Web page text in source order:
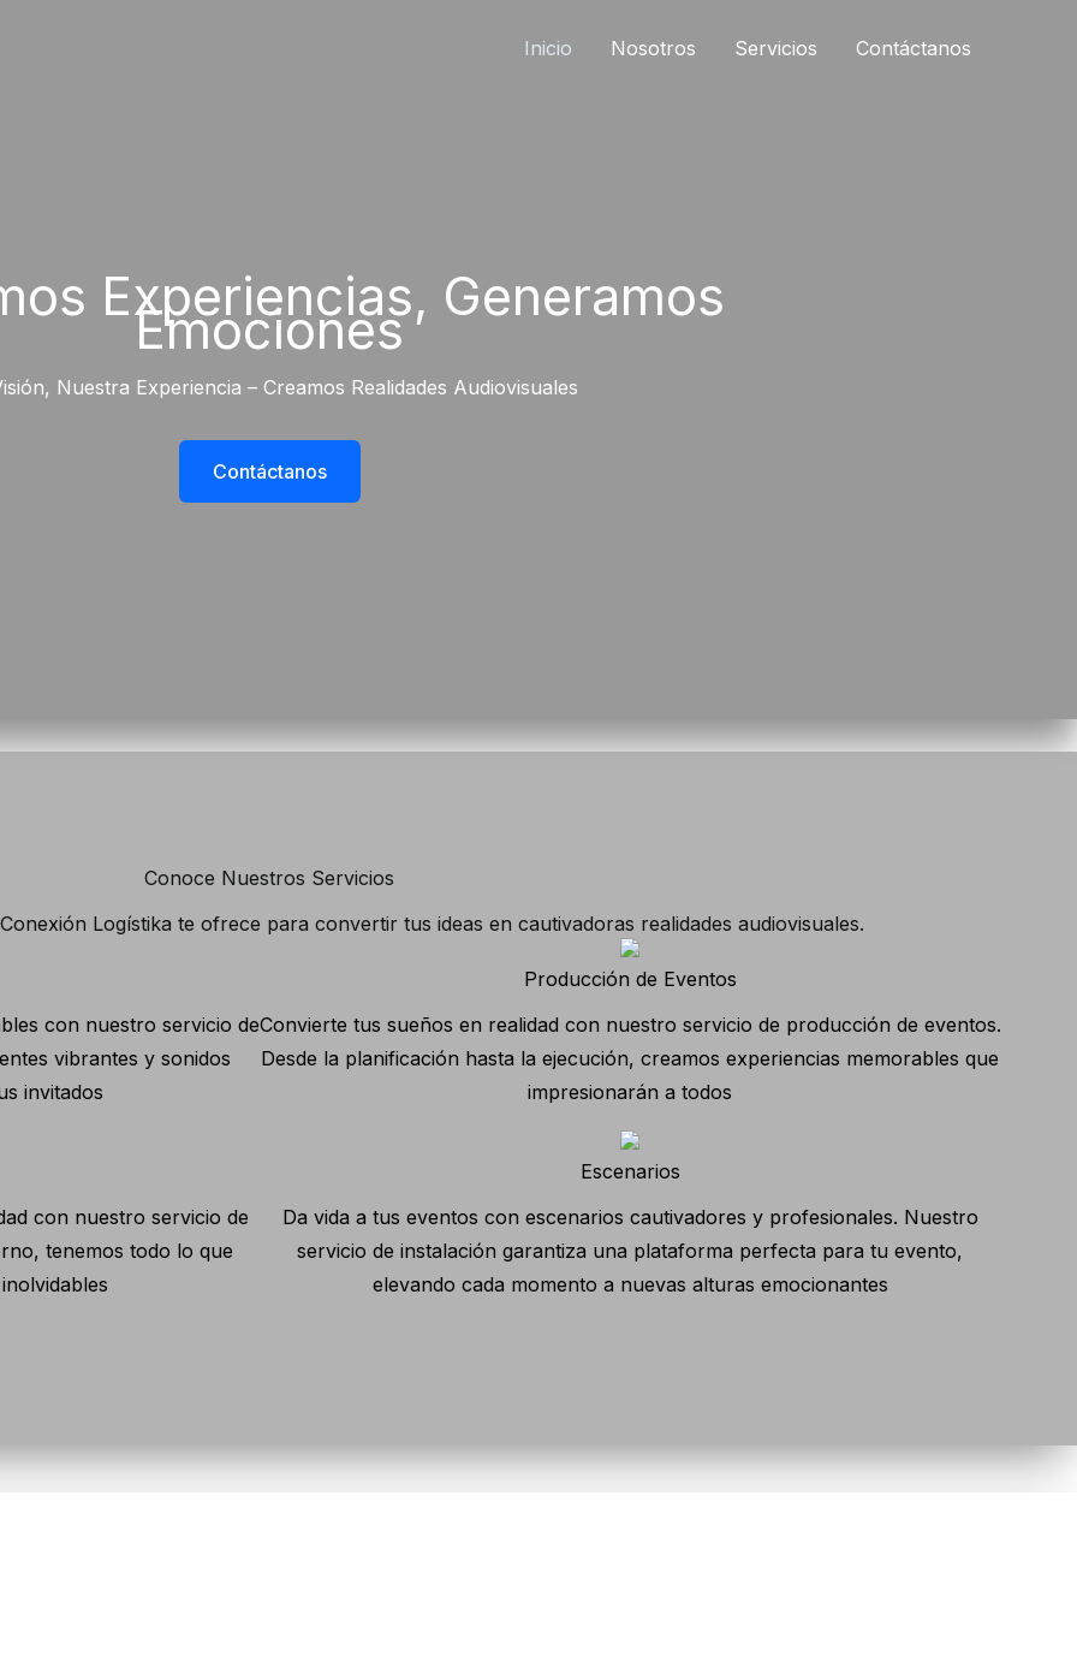
Inicio Nosotros Servicios Contáctanos
Experiencias, Generamos
Emociones
Nuestra Experiencia – Creamos Realidades Audiovisuales
Contáctanos
Conoce Nuestros Servicios
Logístika te ofrece para convertir tus ideas en cautivadoras realidades audiovisuales.
con nuestro servicio de
vibrantes y sonidos
invitados
Producción de Eventos
Convierte tus sueños en realidad con nuestro servicio de producción de eventos.
Desde la planificación hasta la ejecución, creamos experiencias memorables que
impresionarán a todos
con nuestro servicio de
tenemos todo lo que
Escenarios
Da vida a tus eventos con escenarios cautivadores y profesionales. Nuestro
servicio de instalación garantiza una plataforma perfecta para tu evento,
elevando cada momento a nuevas alturas emocionantes